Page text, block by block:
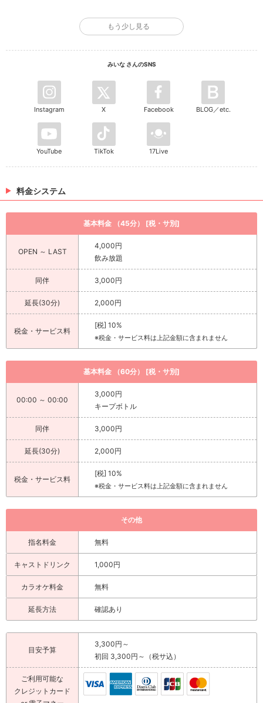
は何でもだいすき🫶
Q. 好きな色は？
青、グレー
Q. 男性のここがフェチ！
手の筋、鼻🫶
Q. 好きなスポーツは？
洋画（スラッシャー映画とか特に🎥）
食べ歩きとか、、( ˊᵕˋ )💭💗
Q. 好きな漫画や本は？
進撃の巨人、ナルト、銀魂、ワンピース、鬼滅の刃、フェアリーテイ
ル、ブリーチ
Q. 好きなキャラクターは？
Q. 貰ってうれしいプレゼントは？
その時に欲しいもの?! でも、基本貰ったものは全部嬉しい🫶
Q. 休日はなにしてる？
ダンスしているか、映画見てるか！ お出かけも好きだしー、充実した休
る🫶
Q. どんな誘われ方をされたい？
ストレートなおさそい🫶
Q. 好きなお酒は？
シャンパン🍾🥂💖 お酒全般は全部好きです！
Q. 芸能人で誰に似ている？
誰とは言われる事あまりないけど、 「一度見たら印象に残る個性的な
顔」や、 「周りと被らない独特な魅力のある顔立ちをしてる」 って有難
いことに言われることが多いです！
もう少し見る
みいな さんのSNS
Instagram X Facebook BLOG／etc.
YouTube TikTok 17Live
料金システム
基本料金 （45分） [税・サ別]
OPEN ～ LAST
4,000円
飲み放題
同伴 3,000円
延長(30分) 2,000円
税金・サービス料
[税] 10%
※税金・サービス料は上記金額に含まれません
基本料金 （60分） [税・サ別]
00:00 ～ 00:00
3,000円
キープボトル
同伴 3,000円
延長(30分) 2,000円
税金・サービス料
[税] 10%
※税金・サービス料は上記金額に含まれません
その他
指名料金 無料
キャストドリンク 1,000円
カラオケ料金 無料
延長方法 確認あり
目安予算
3,300円～
初回 3,300円～（税サ込）
ご利用可能な
クレジットカード